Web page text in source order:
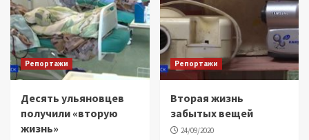
Репортажи
Десять ульяновцев
получили «вторую
жизнь»
Репортажи
Вторая жизнь
забытых вещей
24/09/2020